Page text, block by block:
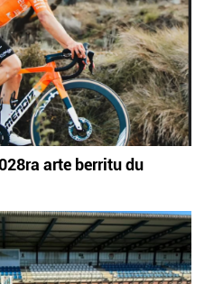
arte berritu du